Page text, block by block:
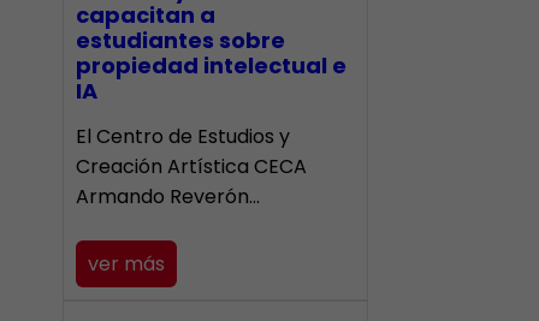
capacitan a
estudiantes sobre
propiedad intelectual e
IA
El Centro de Estudios y
Creación Artística CECA
Armando Reverón…
ver más